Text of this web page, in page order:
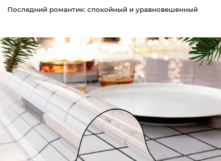
Последний романтик: спокойный и уравновешенный